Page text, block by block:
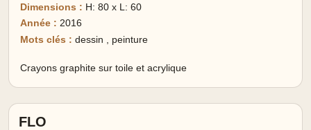
Dimensions : H: 80 x L: 60
Année : 2016
Mots clés : dessin peinture
Crayons graphite sur toile et acrylique
FLO